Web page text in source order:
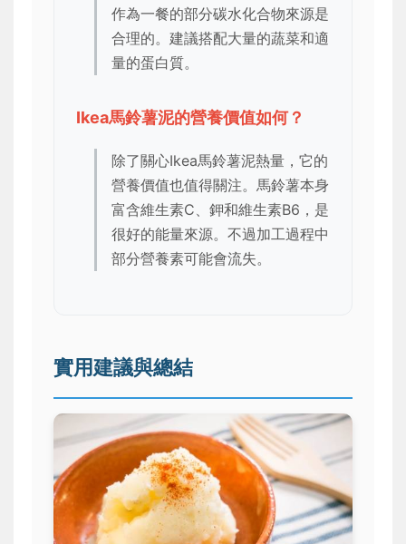
作為一餐的部分碳水化合物來源是
合理的。建議搭配大量的蔬菜和適
量的蛋白質。
Ikea馬鈴薯泥的營養價值如何？
除了關心Ikea馬鈴薯泥熱量，它的
營養價值也值得關注。馬鈴薯本身
富含維生素C、鉀和維生素B6，是
很好的能量來源。不過加工過程中
部分營養素可能會流失。
實用建議與總結